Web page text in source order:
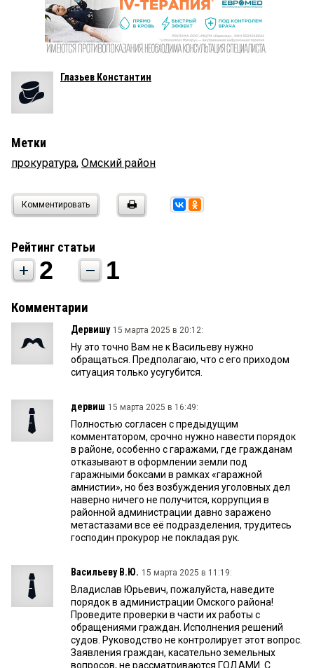
Глазьев Константин
Метки
прокуратура, Омский район
Комментировать
Рейтинг статьи
2 1
Комментарии
Дервишу 15 марта 2025 в 20:12:
Ну это точно Вам не к Васильеву нужно
обращаться. Предполагаю, что с его приходом
ситуация только усугубится.
дервиш 15 марта 2025 в 16:49:
Полностью согласен с предыдущим
комментатором, срочно нужно навести порядок
в районе, особенно с гаражами, где гражданам
отказывают в оформлении земли под
гаражными боксами в рамках «гаражной
амнистии», но без возбуждения уголовных дел
наверно ничего не получится, коррупция в
районной администрации давно заражено
метастазами все её подразделения, трудитесь
господин прокурор не покладая рук.
Васильеву В.Ю. 15 марта 2025 в 11:19:
Владислав Юрьевич, пожалуйста, наведите
порядок в администрации Омского района!
Проведите проверки в части их работы с
обращениями граждан. Исполнения решений
судов. Руководство не контролирует этот вопрос.
Заявления граждан, касательно земельных
вопросов, не рассматриваются ГОДАМИ. С